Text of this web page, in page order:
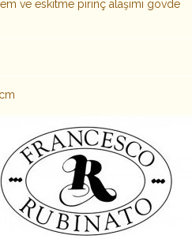
ve eskitme pirinç alaşımı gövde